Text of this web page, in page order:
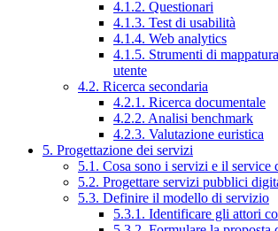
4.1.2. Questionari
4.1.3. Test di usabilità
4.1.4. Web analytics
4.1.5. Strumenti di
utente
4.2. Ricerca secondaria
4.2.1. Ricerca documentale
4.2.2. Analisi benchmark
4.2.3. Valutazione euristica
5. Progettazione dei servizi
5.1. Cosa sono i servizi e il service
5.2. Progettare servizi pubblici
5.3. Definire il modello di servizio
5.3.1. Identificare gli attori